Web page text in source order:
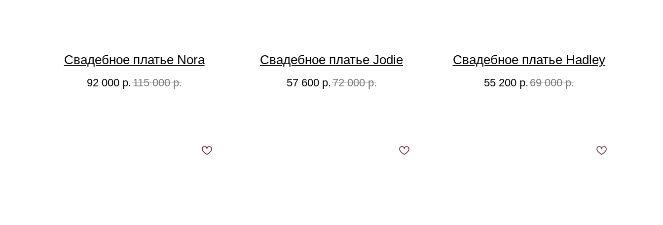
Свадебное платье Nora
92 000 р.115 000 р.
Свадебное платье Jodie
57 600 р.72 000 р.
Свадебное платье Hadley
55 200 р.69 000 р.